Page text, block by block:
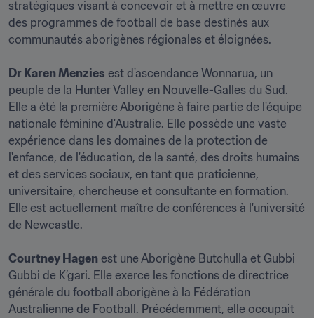
stratégiques visant à concevoir et à mettre en œuvre
des programmes de football de base destinés aux
communautés aborigènes régionales et éloignées.
Dr Karen Menzies est d'ascendance Wonnarua, un
peuple de la Hunter Valley en Nouvelle-Galles du Sud.
Elle a été la première Aborigène à faire partie de l'équipe
nationale féminine d'Australie. Elle possède une vaste
expérience dans les domaines de la protection de
l'enfance, de l'éducation, de la santé, des droits humains
et des services sociaux, en tant que praticienne,
universitaire, chercheuse et consultante en formation.
Elle est actuellement maître de conférences à l'université
de Newcastle.
Courtney Hagen est une Aborigène Butchulla et Gubbi
Gubbi de K’gari. Elle exerce les fonctions de directrice
générale du football aborigène à la Fédération
Australienne de Football. Précédemment, elle occupait